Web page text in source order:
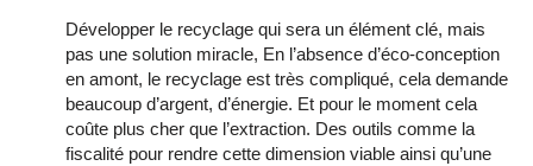
Développer le recyclage qui sera un élément clé, mais
pas une solution miracle, En l’absence d’éco-conception
en amont, le recyclage est très compliqué, cela demande
beaucoup d’argent, d’énergie. Et pour le moment cela
coûte plus cher que l’extraction. Des outils comme la
fiscalité pour rendre cette dimension viable ainsi qu’une